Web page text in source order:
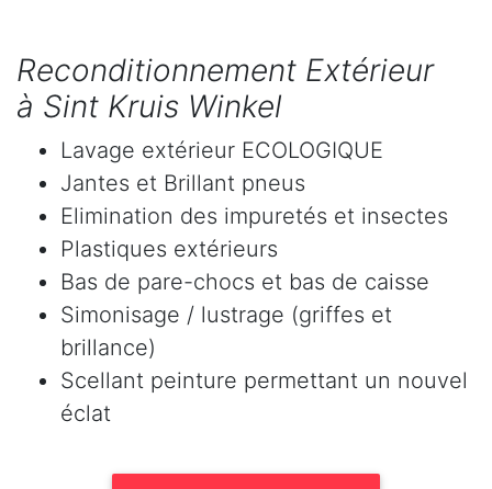
Reconditionnement Extérieur
à Sint Kruis Winkel
Lavage extérieur ECOLOGIQUE
Jantes et Brillant pneus
Elimination des impuretés et insectes
Plastiques extérieurs
Bas de pare-chocs et bas de caisse
Simonisage / lustrage (griffes et
brillance)
Scellant peinture permettant un nouvel
éclat